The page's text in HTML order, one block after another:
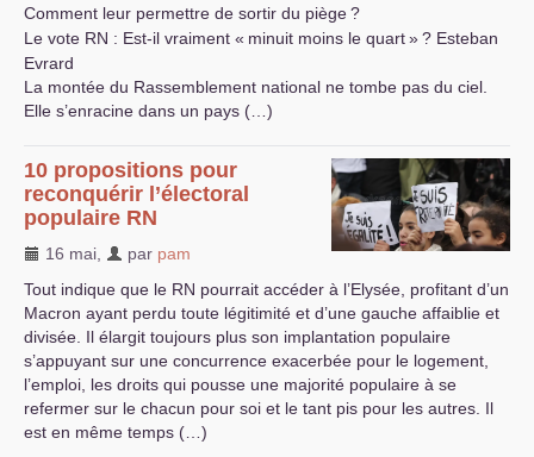
Comment leur permettre de sortir du piège?
Le vote RN : Est-il vraiment « minuit moins le quart»? Esteban
Evrard
La montée du Rassemblement national ne tombe pas du ciel.
Elle s’enracine dans un pays (…)
10 propositions pour
reconquérir l’électoral
populaire RN
16 mai par pam
Tout indique que le RN pourrait accéder à l’Elysée, profitant d’un
Macron ayant perdu toute légitimité et d’une gauche affaiblie et
divisée. Il élargit toujours plus son implantation populaire
s’appuyant sur une concurrence exacerbée pour le logement,
l’emploi, les droits qui pousse une majorité populaire à se
refermer sur le chacun pour soi et le tant pis pour les autres. Il
est en même temps (…)